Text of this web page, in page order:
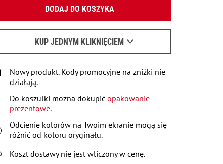
Pozostało 2przedmioty
Pozostało
Poinformuj o dostępności
DODAJ DO KOSZYKA
KUP JEDNYM KLIKNIĘCIEM
Kiedy czekać na e-mail - przeczytajtu.
Nowy produkt. Kody promocyjne na zniżki nie
działają.
Do koszulki można dokupić opakowanie
prezentowe.
Odcienie kolorów na Twoim ekranie mogą się
różnić od koloru oryginału.
Koszt dostawy nie jest wliczony w cenę.